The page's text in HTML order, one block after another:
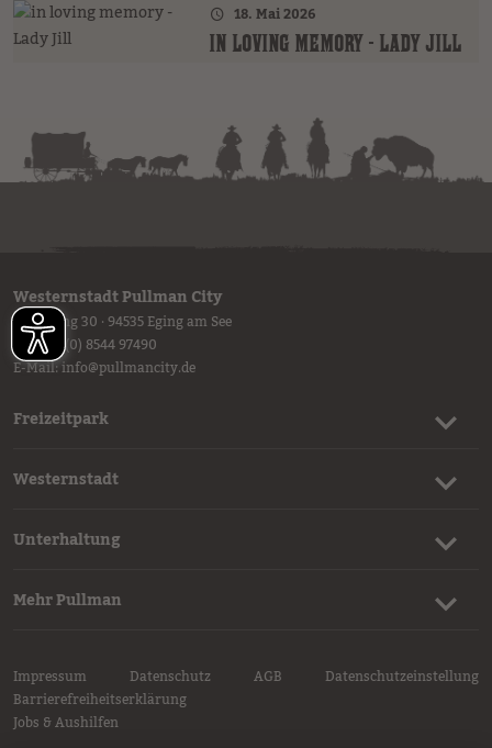
18. Mai 2026
IN LOVING MEMORY - LADY JILL
Westernstadt Pullman City
Ruberting 30 · 94535 Eging am See
Tel.+49 (0) 8544 97490
E-Mail:info@pullmancity.de
Freizeitpark
Westernstadt
Unterhaltung
Mehr Pullman
Impressum Datenschutz AGB
Datenschutzeinstellung
Barrierefreiheitserklärung
Jobs & Aushilfen